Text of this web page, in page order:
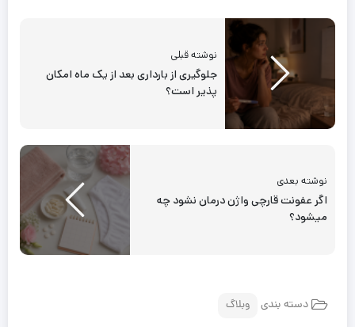
نوشته قبلی
جلوگیری از بارداری بعد از یک ماه امکان
پذیر است؟
نوشته بعدی
اگر عفونت قارچی واژن درمان نشود چه
میشود؟
دسته بندی وبلاگ